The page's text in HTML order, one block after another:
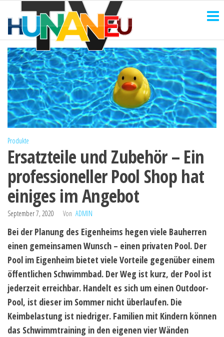
Inhalt
springen
Produkte
Ersatzteile und Zubehör – Ein
professioneller Pool Shop hat
einiges im Angebot
September 7, 2020 Von ADMIN
Bei der Planung des Eigenheims hegen viele Bauherren
einen gemeinsamen Wunsch – einen privaten Pool. Der
Pool im Eigenheim bietet viele Vorteile gegenüber einem
öffentlichen Schwimmbad. Der Weg ist kurz, der Pool ist
jederzeit erreichbar. Handelt es sich um einen Outdoor-
Pool, ist dieser im Sommer nicht überlaufen. Die
Keimbelastung ist niedriger. Familien mit Kindern können
das Schwimmtraining in den eigenen vier Wänden